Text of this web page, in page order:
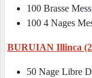
100 Brasse
100 4 Nages
BURUIAN Illinca
50 Nage Libre